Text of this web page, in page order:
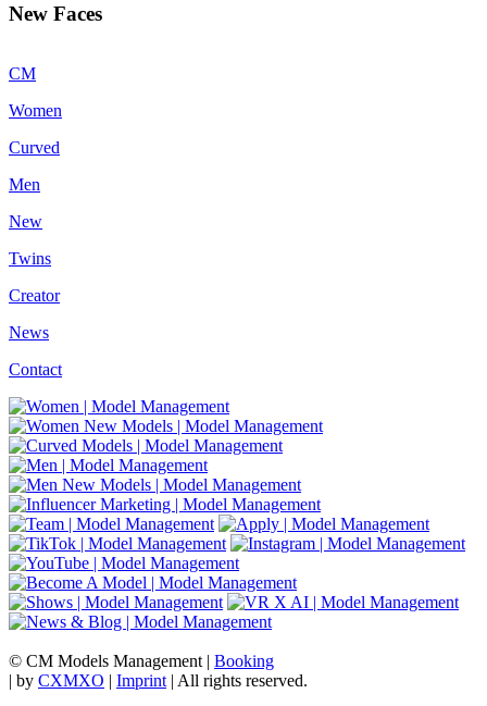
New Faces
CM
Women
Curved
Men
New
Twins
Creator
News
Contact
© CM Models Management | Booking
| by CXMXO | Imprint | All rights reserved.